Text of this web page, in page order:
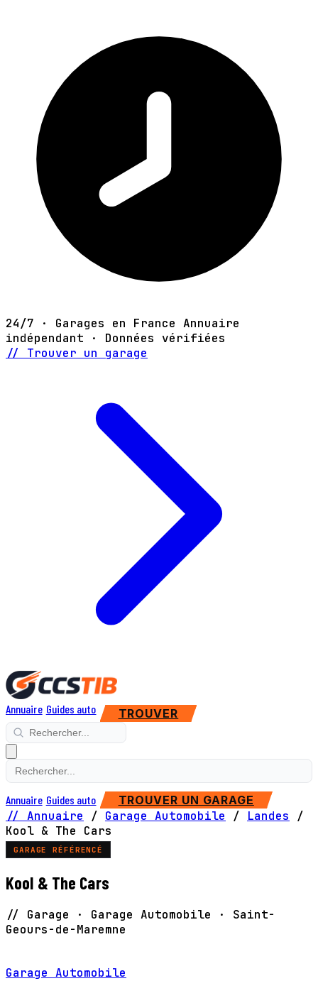
24/7 · Garages en France Annuaire
indépendant · Données vérifiées
// Trouver un garage
Annuaire Guides auto TROUVER
Annuaire Guides auto TROUVER UN GARAGE
// Annuaire / Garage Automobile / Landes
/
Kool & The Cars
GARAGE RÉFÉRENCÉ
Kool & The Cars
// Garage · Garage Automobile · Saint-
Geours-de-Maremne
Garage Automobile